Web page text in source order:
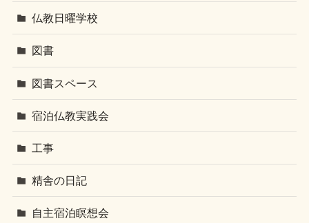
仏教日曜学校
図書
図書スペース
宿泊仏教実践会
工事
精舎の日記
自主宿泊瞑想会